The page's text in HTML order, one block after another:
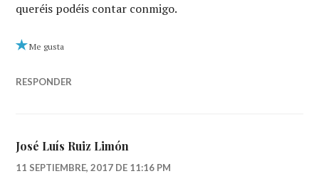
queréis podéis contar conmigo.
Me gusta
RESPONDER
José Luís Ruiz Limón
11 SEPTIEMBRE, 2017 DE 11:16 PM